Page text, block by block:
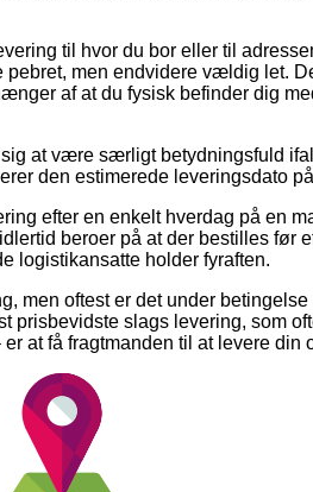
til hvor du bor eller til
men endvidere vældig let.
af at du fysisk befinder dig
at være særligt betydningsfuld
den estimerede leveringsdato
efter en enkelt hverdag på en
beroer på at der bestilles før
logistikansatte holder fyraften.
men oftest er det under
prisbevidste slags levering, som
at få fragtmanden til at levere din